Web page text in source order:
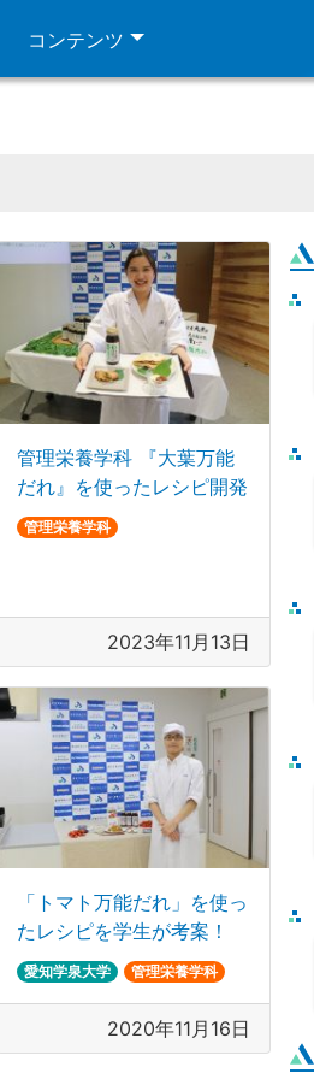
コンテンツ
管理栄養学科 『大葉万能
だれ』を使ったレシピ開発
管理栄養学科
2023年11月13日
「トマト万能だれ」を使っ
たレシピを学生が考案！
愛知学泉大学 管理栄養学科
2020年11月16日